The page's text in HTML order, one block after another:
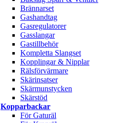
Brännarset
Gashandtag
Gasregulatorer
Gasslangar
Gastillbehör
Kompletta Slangset
Kopplingar & Nipplar
Rälsförvärmare
Skärinsatser
Skärmunstycken
Skärstöd
Kopparbackar
För Gaturäl